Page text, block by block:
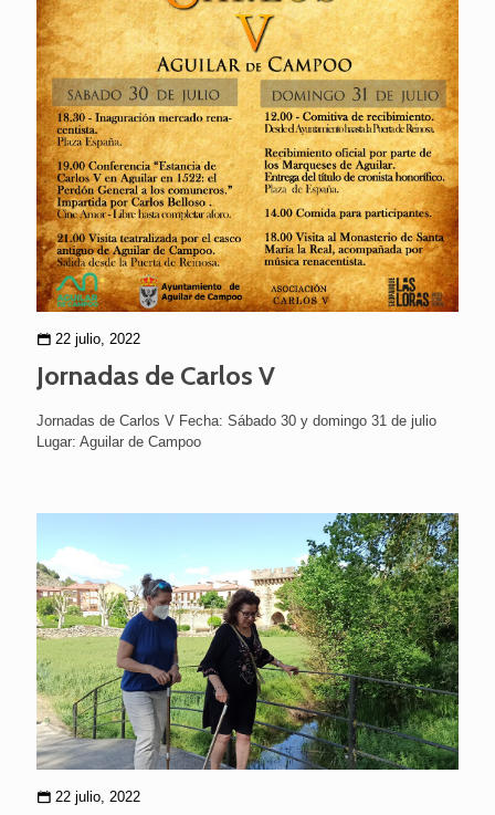
22 julio, 2022
Jornadas de Carlos V
Jornadas de Carlos V Fecha: Sábado 30 y domingo 31 de julio
Lugar: Aguilar de Campoo
22 julio, 2022